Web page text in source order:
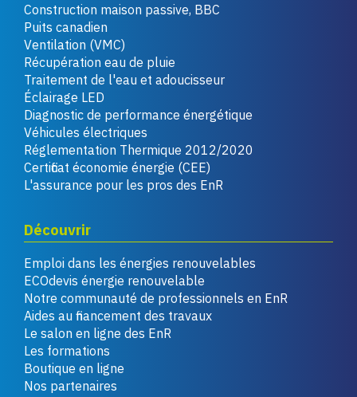
Construction maison passive, BBC
Puits canadien
Ventilation (VMC)
Récupération eau de pluie
Traitement de l'eau et adoucisseur
Éclairage LED
Diagnostic de performance énergétique
Véhicules électriques
Réglementation Thermique 2012/2020
Certificat économie énergie (CEE)
L'assurance pour les pros des EnR
Découvrir
Emploi dans les énergies renouvelables
ECOdevis énergie renouvelable
Notre communauté de professionnels en EnR
Aides au financement des travaux
Le salon en ligne des EnR
Les formations
Boutique en ligne
Nos partenaires